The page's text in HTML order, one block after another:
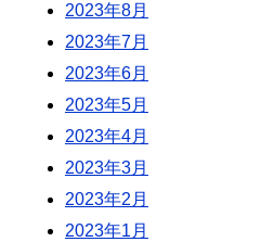
2023年8月
2023年7月
2023年6月
2023年5月
2023年4月
2023年3月
2023年2月
2023年1月